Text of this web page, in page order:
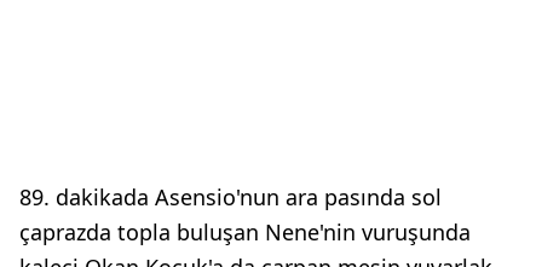
89. dakikada Asensio'nun ara pasında sol
çaprazda topla buluşan Nene'nin vuruşunda